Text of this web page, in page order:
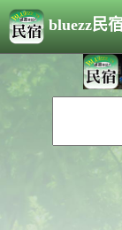
bluezz民